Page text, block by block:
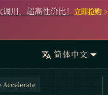
用，超高性价比！ 立即抢购 >
简体中文
Accelerate